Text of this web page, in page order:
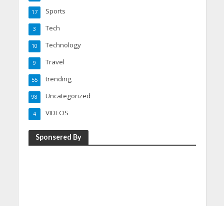
Sports
17
Tech
3
Technology
10
Travel
9
trending
55
Uncategorized
98
VIDEOS
4
Sponsered By